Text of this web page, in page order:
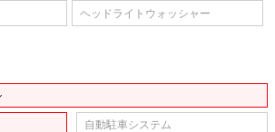
ヘッドライトウォッシャー
自動駐車システム